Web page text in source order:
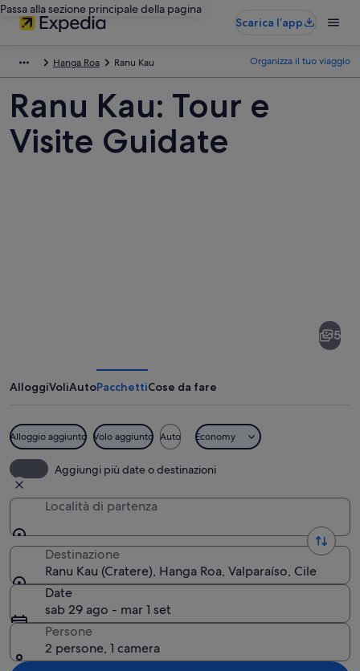
Passa alla sezione principale della pagina
Scarica l’app
Hanga Roa Ranu Kau Organizza il tuo viaggio
Ranu Kau: Tour e
Visite Guidate
5
AlloggiVoliAutoPacchettiCose da fare
Alloggio aggiunto Volo aggiunto Auto Economy
Aggiungi più date o destinazioni
Località di partenza
Destinazione
Ranu Kau (Cratere), Hanga Roa, Valparaíso, Cile
Date
sab 29 ago - mar 1 set
Persone
2 persone, 1 camera